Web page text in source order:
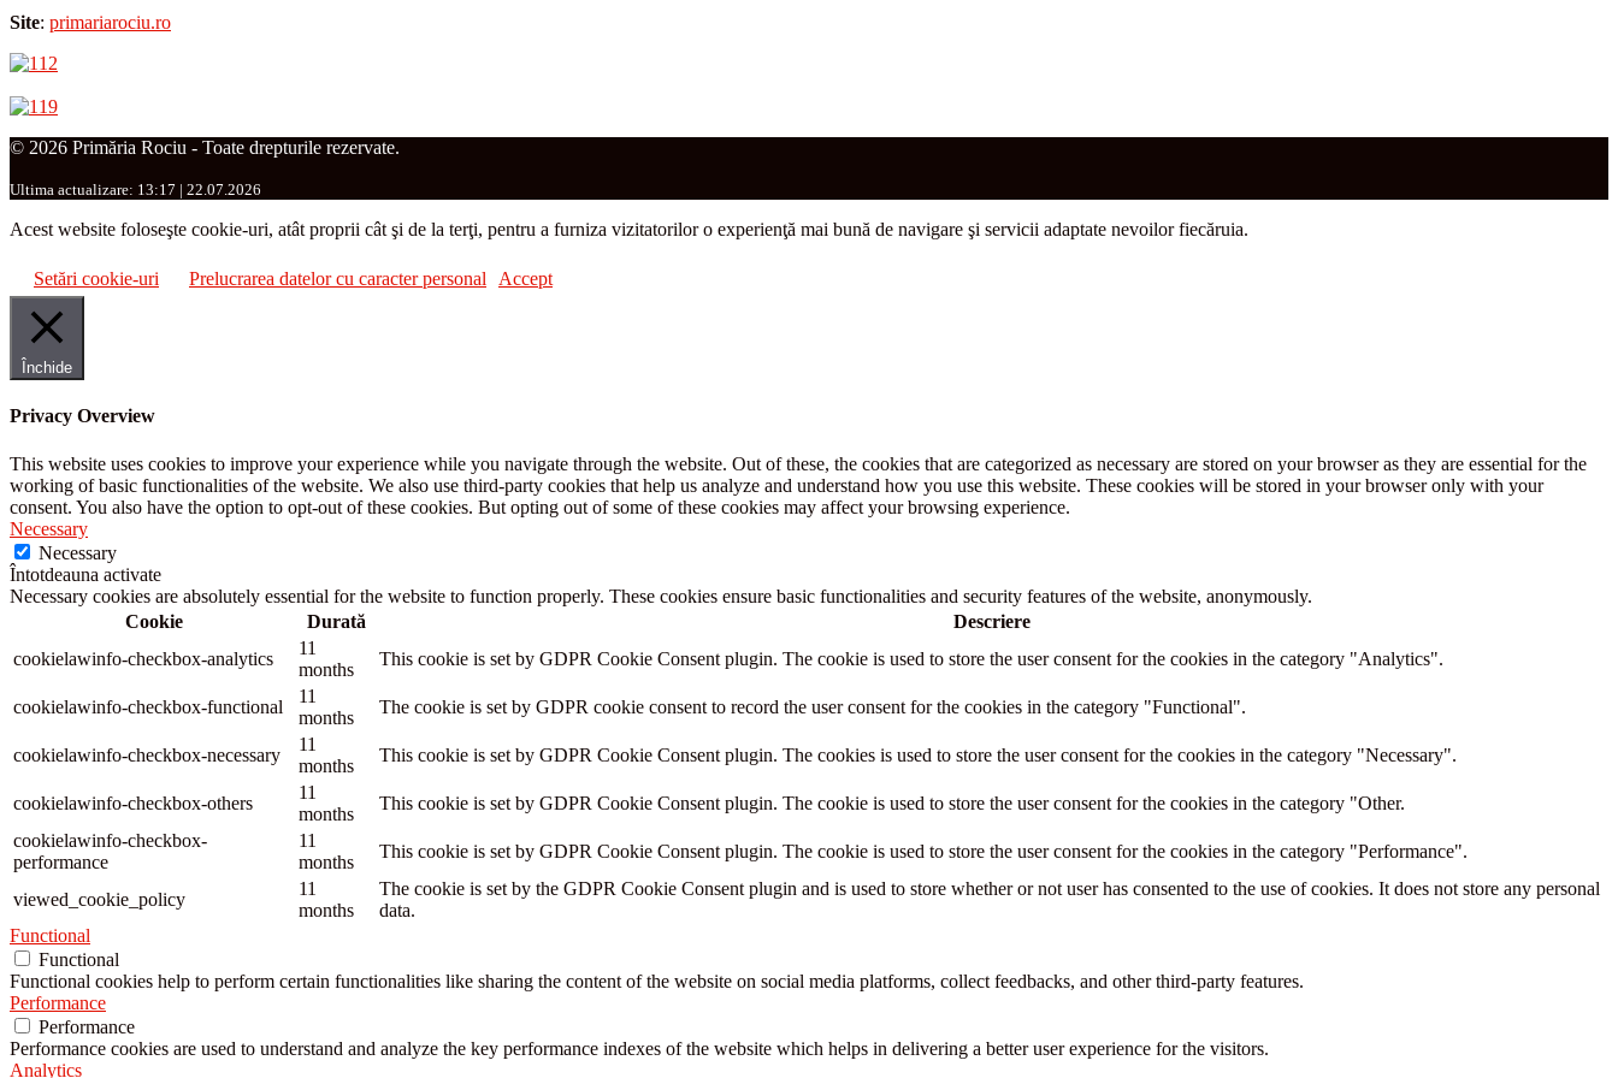
Site: primariarociu.ro
© 2026 Primăria Rociu - Toate drepturile rezervate.
Ultima actualizare: 13:17 | 22.07.2026
Acest website foloseşte cookie-uri, atât proprii cât şi de la terţi, pentru a furniza vizitatorilor o experienţă mai bună de navigare şi servicii adaptate nevoilor fiecăruia.
Setări cookie-uri Prelucrarea datelor cu caracter personal Accept
Închide
Privacy Overview
This website uses cookies to improve your experience while you navigate through the website. Out of these, the cookies that are categorized as necessary are stored on your browser as they are essential for the
working of basic functionalities of the website. We also use third-party cookies that help us analyze and understand how you use this website. These cookies will be stored in your browser only with your
consent. You also have the option to opt-out of these cookies. But opting out of some of these cookies may affect your browsing experience.
Necessary
Necessary
Întotdeauna activate
Necessary cookies are absolutely essential for the website to function properly. These cookies ensure basic functionalities and security features of the website, anonymously.
Cookie
Durată
Descriere
cookielawinfo-checkbox-analytics
11
months
This cookie is set by GDPR Cookie Consent plugin. The cookie is used to store the user consent for the cookies in the category "Analytics".
cookielawinfo-checkbox-functional
11
months
The cookie is set by GDPR cookie consent to record the user consent for the cookies in the category "Functional".
cookielawinfo-checkbox-necessary
11
months
This cookie is set by GDPR Cookie Consent plugin. The cookies is used to store the user consent for the cookies in the category "Necessary".
cookielawinfo-checkbox-others
11
months
This cookie is set by GDPR Cookie Consent plugin. The cookie is used to store the user consent for the cookies in the category "Other.
cookielawinfo-checkbox-
performance
11
months
This cookie is set by GDPR Cookie Consent plugin. The cookie is used to store the user consent for the cookies in the category "Performance".
viewed_cookie_policy
11
months
The cookie is set by the GDPR Cookie Consent plugin and is used to store whether or not user has consented to the use of cookies. It does not store any personal
data.
Functional
Functional
Functional cookies help to perform certain functionalities like sharing the content of the website on social media platforms, collect feedbacks, and other third-party features.
Performance
Performance
Performance cookies are used to understand and analyze the key performance indexes of the website which helps in delivering a better user experience for the visitors.
Analytics